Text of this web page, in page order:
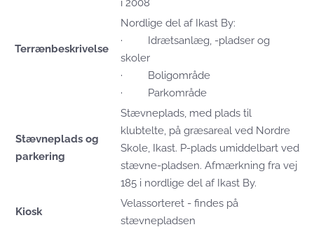
i 2008
Terrænbeskrivelse
Nordlige del af Ikast By:
· Idrætsanlæg, -pladser og
skoler
· Boligområde
· Parkområde
Stævneplads og
parkering
Stævneplads, med plads til
klubtelte, på græsareal ved Nordre
Skole, Ikast. P-plads umiddelbart ved
stævne-pladsen. Afmærkning fra vej
185 i nordlige del af Ikast By.
Kiosk
Velassorteret - findes på
stævnepladsen